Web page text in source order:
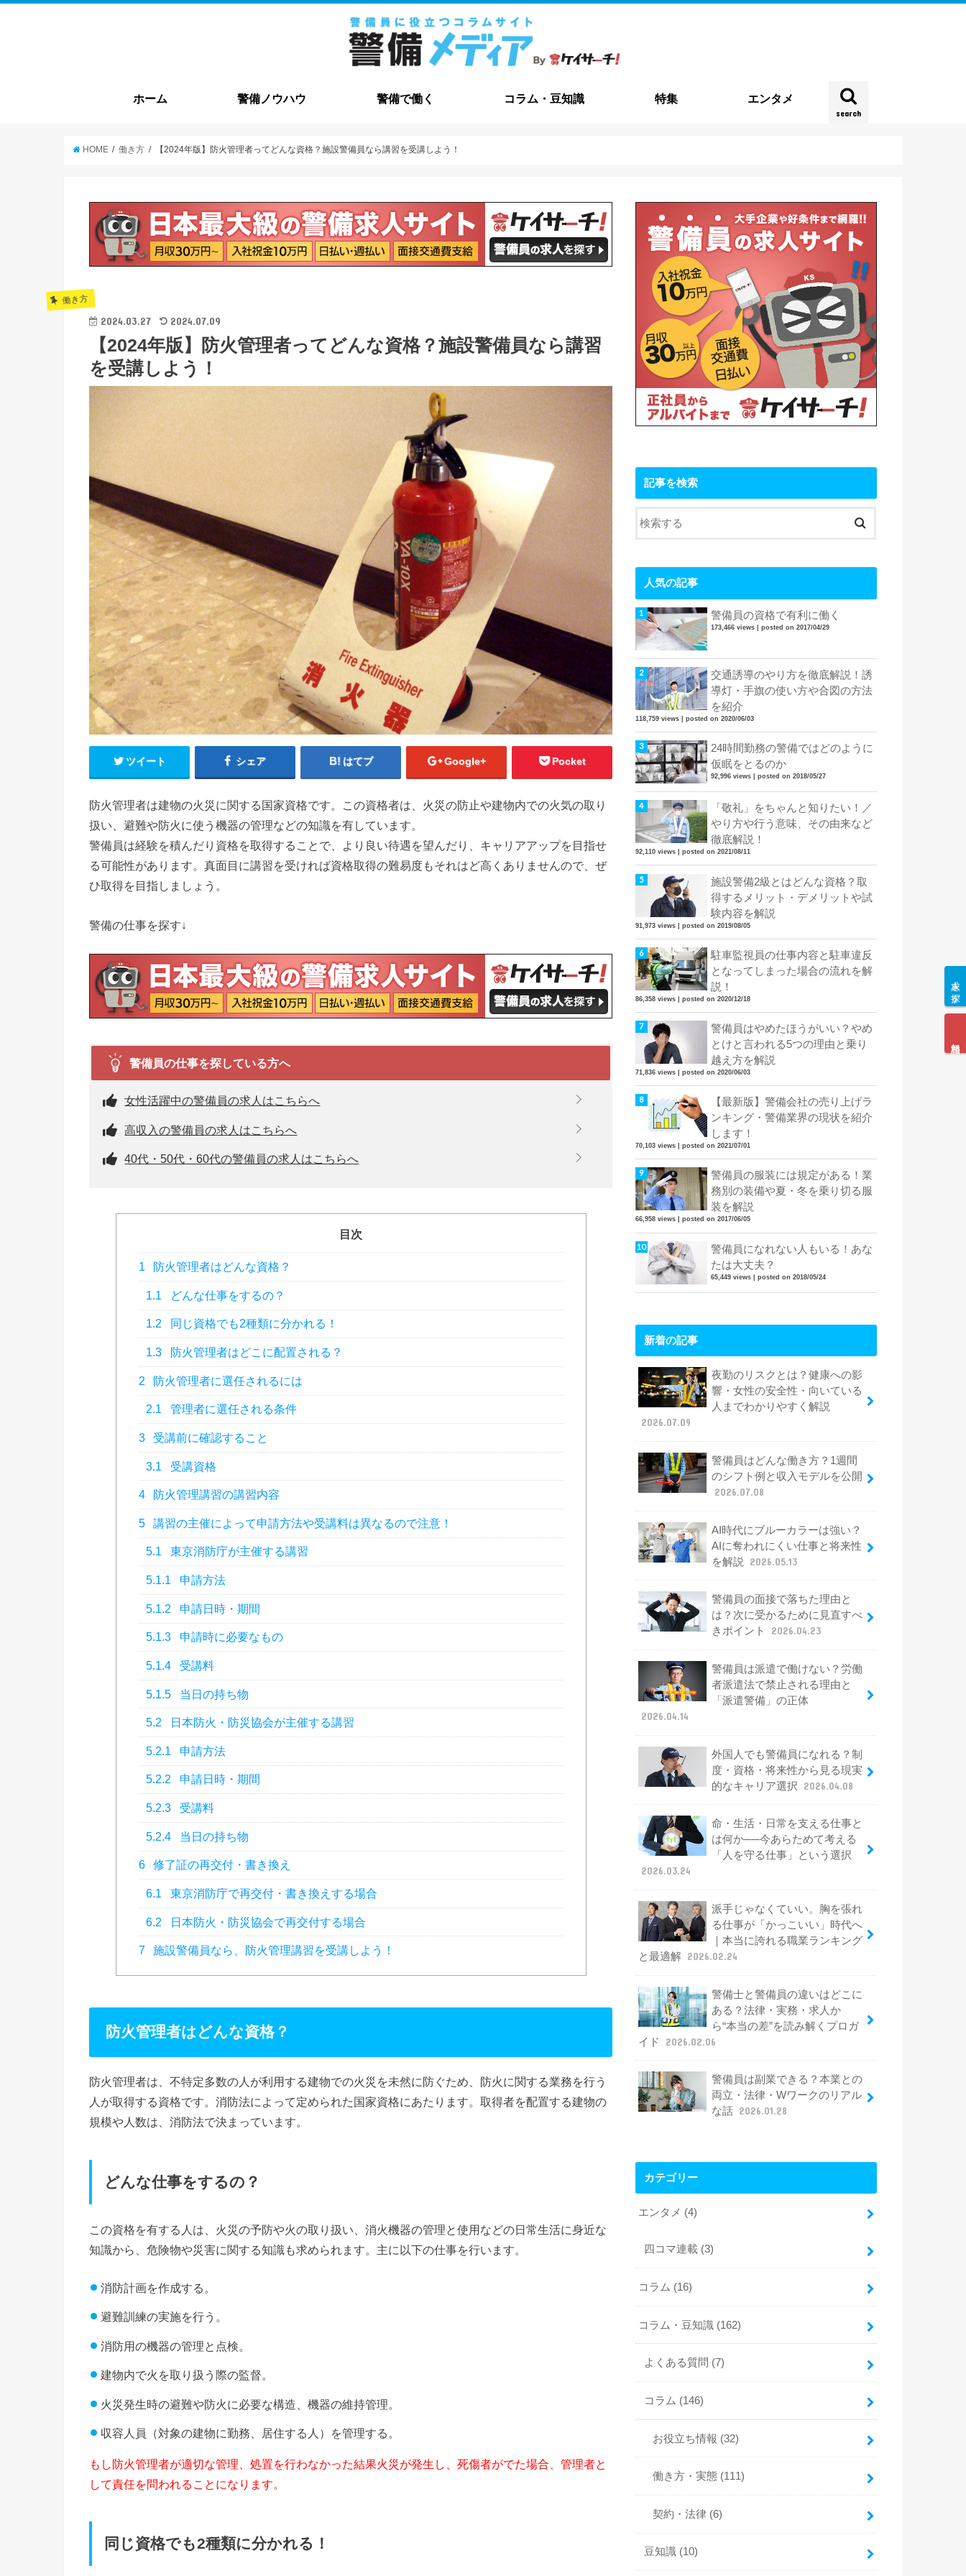
求人を探す
search
ホーム 警備ノウハウ 警備で働く コラム・豆知識 特集 エンタメ
HOME 働き方 【2024年版】防火管理者ってどんな資格？施設警備員なら講習を受講しよう！
働き方
2024.03.27 2024.07.09
【2024年版】防火管理者ってどんな資格？施設警備員なら講習
を受講しよう！
ツイート シェア はてブ Google+ Pocket
防火管理者は建物の火災に関する国家資格です。この資格者は、火災の防止や建物内での火気の取り
扱い、避難や防火に使う機器の管理などの知識を有しています。
警備員は経験を積んだり資格を取得することで、より良い待遇を望んだり、キャリアアップを目指せ
る可能性があります。真面目に講習を受ければ資格取得の難易度もそれはど高くありませんので、ぜ
ひ取得を目指しましょう。
警備の仕事を探す↓
警備員の仕事を探している方へ
女性活躍中の警備員の求人はこちらへ
高収入の警備員の求人はこちらへ
40代・50代・60代の警備員の求人はこちらへ
目次
1 防火管理者はどんな資格？
1.1 どんな仕事をするの？
1.2 同じ資格でも2種類に分かれる！
1.3 防火管理者はどこに配置される？
2 防火管理者に選任されるには
2.1 管理者に選任される条件
3 受講前に確認すること
3.1 受講資格
4 防火管理講習の講習内容
5 講習の主催によって申請方法や受講料は異なるので注意！
5.1 東京消防庁が主催する講習
5.1.1 申請方法
5.1.2 申請日時・期間
5.1.3 申請時に必要なもの
5.1.4 受講料
5.1.5 当日の持ち物
5.2 日本防火・防災協会が主催する講習
5.2.1 申請方法
5.2.2 申請日時・期間
5.2.3 受講料
5.2.4 当日の持ち物
6 修了証の再交付・書き換え
6.1 東京消防庁で再交付・書き換えする場合
6.2 日本防火・防災協会で再交付する場合
7 施設警備員なら、防火管理講習を受講しよう！
防火管理者はどんな資格？
防火管理者は、不特定多数の人が利用する建物での火災を未然に防ぐため、防火に関する業務を行う
人が取得する資格です。消防法によって定められた国家資格にあたります。取得者を配置する建物の
規模や人数は、消防法で決まっています。
どんな仕事をするの？
この資格を有する人は、火災の予防や火の取り扱い、消火機器の管理と使用などの日常生活に身近な
知識から、危険物や災害に関する知識も求められます。主に以下の仕事を行います。
消防計画を作成する。
避難訓練の実施を行う。
消防用の機器の管理と点検。
建物内で火を取り扱う際の監督。
火災発生時の避難や防火に必要な構造、機器の維持管理。
収容人員（対象の建物に勤務、居住する人）を管理する。
もし防火管理者が適切な管理、処置を行わなかった結果火災が発生し、死傷者がでた場合、管理者と
して責任を問われることになります。
同じ資格でも2種類に分かれる！
記事を検索
人気の記事
警備員の資格で有利に働く
173,466 views posted on 2017/04/29
交通誘導のやり方を徹底解説！誘
導灯・手旗の使い方や合図の方法
を紹介
118,759 views posted on 2020/06/03
24時間勤務の警備ではどのように
仮眠をとるのか
92,996 views posted on 2018/05/27
「敬礼」をちゃんと知りたい！／
やり方や行う意味、その由来など
徹底解説！
92,110 views posted on 2021/08/11
施設警備2級とはどんな資格？取
得するメリット・デメリットや試
験内容を解説
91,973 views posted on 2019/08/05
駐車監視員の仕事内容と駐車違反
となってしまった場合の流れを解
説！
86,358 views posted on 2020/12/18
警備員はやめたほうがいい？やめ
とけと言われる5つの理由と乗り
越え方を解説
71,836 views posted on 2020/06/03
【最新版】警備会社の売り上げラ
ンキング・警備業界の現状を紹介
します！
70,103 views posted on 2021/07/01
警備員の服装には規定がある！業
務別の装備や夏・冬を乗り切る服
装を解説
66,958 views posted on 2017/06/05
警備員になれない人もいる！あな
たは大丈夫？
65,449 views posted on 2018/05/24
新着の記事
夜勤のリスクとは？健康への影
響・女性の安全性・向いている
人までわかりやすく解説
2026.07.09
警備員はどんな働き方？1週間
のシフト例と収入モデルを公開
2026.07.08
AI時代にブルーカラーは強い？
AIに奪われにくい仕事と将来性
を解説
2026.05.13
警備員の面接で落ちた理由と
は？次に受かるために見直すべ
きポイント
2026.04.23
警備員は派遣で働けない？労働
者派遣法で禁止される理由と
「派遣警備」の正体
2026.04.14
外国人でも警備員になれる？制
度・資格・将来性から見る現実
的なキャリア選択
2026.04.08
命・生活・日常を支える仕事と
は何か──今あらためて考える
「人を守る仕事」という選択
2026.03.24
派手じゃなくていい。胸を張れ
る仕事が「かっこいい」時代へ
｜本当に誇れる職業ランキング
と最適解 2026.02.24
警備士と警備員の違いはどこに
ある？法律・実務・求人か
ら“本当の差”を読み解くプロガ
イド
2026.02.06
警備員は副業できる？本業との
両立・法律・Wワークのリアル
な話 2026.01.28
カテゴリー
エンタメ (4)
四コマ連載 (3)
コラム (16)
コラム・豆知識 (162)
よくある質問 (7)
コラム (146)
お役立ち情報 (32)
働き方・実態 (111)
契約・法律 (6)
豆知識 (10)